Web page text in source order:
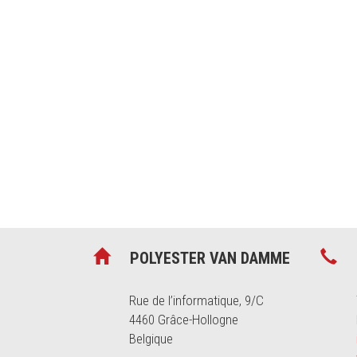
POLYESTER VAN DAMME
Rue de l’informatique, 9/C
4460 Grâce-Hollogne
Belgique